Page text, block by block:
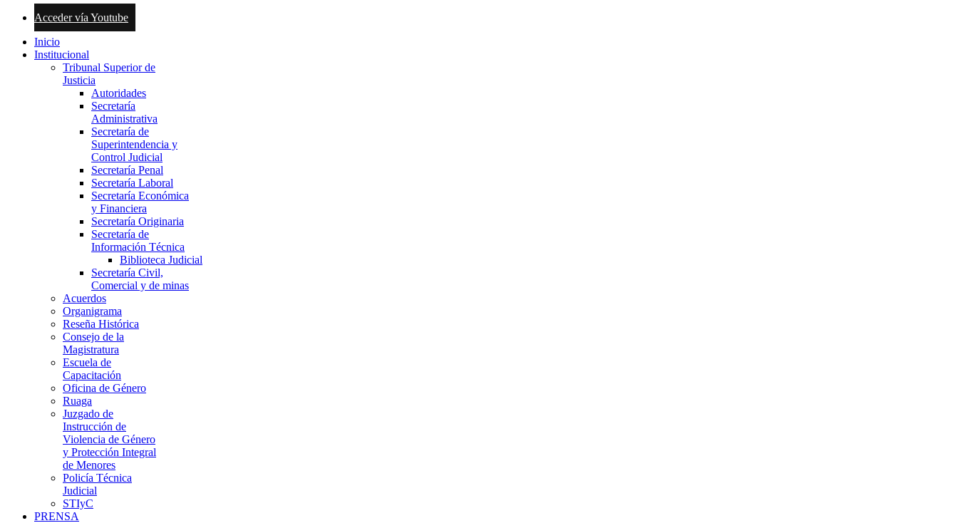
Acceder vía Youtube
Inicio
Institucional
Tribunal Superior de
Justicia
Autoridades
Secretaría
Administrativa
Secretaría de
Superintendencia y
Control Judicial
Secretaría Penal
Secretaría Laboral
Secretaría Económica
y Financiera
Secretaría Originaria
Secretaría de
Información Técnica
Biblioteca Judicial
Secretaría Civil,
Comercial y de minas
Acuerdos
Organigrama
Reseña Histórica
Consejo de la
Magistratura
Escuela de
Capacitación
Oficina de Género
Ruaga
Juzgado de
Instrucción de
Violencia de Género
y Protección Integral
de Menores
Policía Técnica
Judicial
STIyC
PRENSA